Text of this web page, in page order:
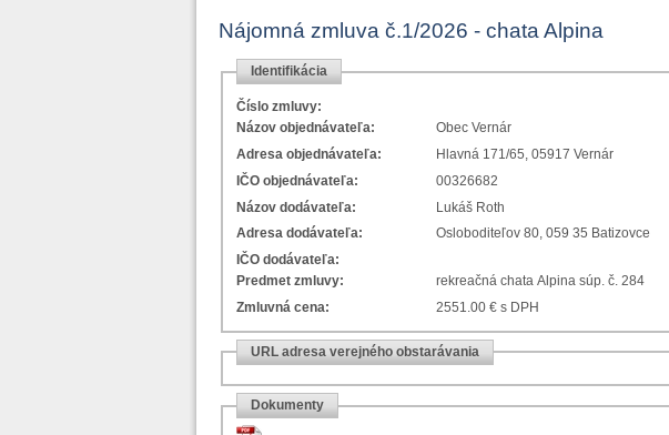
Nájomná zmluva č.1/2026 - chata Alpina
Identifikácia
Číslo zmluvy:
Názov objednávateľa:
Obec Vernár
Adresa objednávateľa:
Hlavná 171/65, 05917 Vernár
IČO objednávateľa:
00326682
Názov dodávateľa:
Lukáš Roth
Adresa dodávateľa:
Osloboditeľov 80, 059 35 Batizovce
IČO dodávateľa:
Predmet zmluvy:
rekreačná chata Alpina súp. č. 284
Zmluvná cena:
2551.00 € s DPH
URL adresa verejného obstarávania
Dokumenty